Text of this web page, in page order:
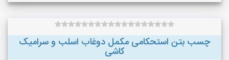
چسب بتن استحکامی مکمل دوغاب اسلب و سرامیک
کاشی